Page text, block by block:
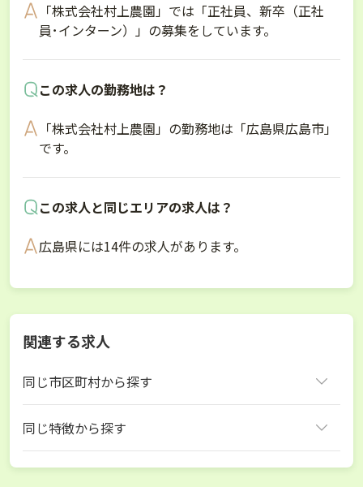
「株式会社村上農園」では「正社員、新卒（正社
員･インターン）」の募集をしています。
この求人の勤務地は？
「株式会社村上農園」の勤務地は「広島県広島市」
です。
この求人と同じエリアの求人は？
広島県には14件の求人があります。
関連する求人
同じ市区町村から探す
同じ特徴から探す